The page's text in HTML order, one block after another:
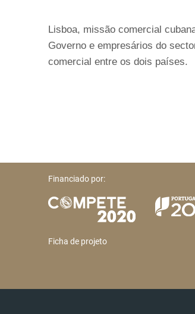
Lisboa, missão comercial
Governo e empresários do
comercial entre os dois países.
Financiado por:
Ficha de projeto